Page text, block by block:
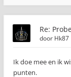
Re:
door Hk87
Ik doe mee en ik
punten.